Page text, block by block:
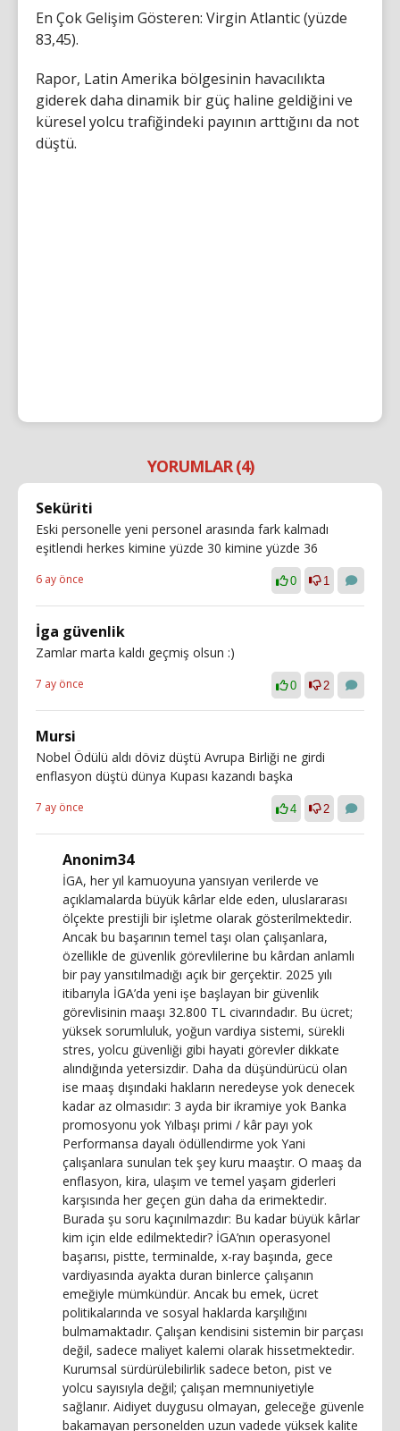
En Çok Gelişim Gösteren: Virgin Atlantic (yüzde
83,45).
Rapor, Latin Amerika bölgesinin havacılıkta
giderek daha dinamik bir güç haline geldiğini ve
küresel yolcu trafiğindeki payının arttığını da not
düştü.
YORUMLAR (4)
Seküriti
Eski personelle yeni personel arasında fark kalmadı
eşitlendi herkes kimine yüzde 30 kimine yüzde 36
6 ay önce 0 1
İga güvenlik
Zamlar marta kaldı geçmiş olsun :)
7 ay önce 0 2
Mursi
Nobel Ödülü aldı döviz düştü Avrupa Birliği ne girdi
enflasyon düştü dünya Kupası kazandı başka
7 ay önce 4 2
Anonim34
İGA, her yıl kamuoyuna yansıyan verilerde ve
açıklamalarda büyük kârlar elde eden, uluslararası
ölçekte prestijli bir işletme olarak gösterilmektedir.
Ancak bu başarının temel taşı olan çalışanlara,
özellikle de güvenlik görevlilerine bu kârdan anlamlı
bir pay yansıtılmadığı açık bir gerçektir. 2025 yılı
itibarıyla İGA’da yeni işe başlayan bir güvenlik
görevlisinin maaşı 32.800 TL civarındadır. Bu ücret;
yüksek sorumluluk, yoğun vardiya sistemi, sürekli
stres, yolcu güvenliği gibi hayati görevler dikkate
alındığında yetersizdir. Daha da düşündürücü olan
ise maaş dışındaki hakların neredeyse yok denecek
kadar az olmasıdır: 3 ayda bir ikramiye yok Banka
promosyonu yok Yılbaşı primi / kâr payı yok
Performansa dayalı ödüllendirme yok Yani
çalışanlara sunulan tek şey kuru maaştır. O maaş da
enflasyon, kira, ulaşım ve temel yaşam giderleri
karşısında her geçen gün daha da erimektedir.
Burada şu soru kaçınılmazdır: Bu kadar büyük kârlar
kim için elde edilmektedir? İGA’nın operasyonel
başarısı, pistte, terminalde, x-ray başında, gece
vardiyasında ayakta duran binlerce çalışanın
emeğiyle mümkündür. Ancak bu emek, ücret
politikalarında ve sosyal haklarda karşılığını
bulmamaktadır. Çalışan kendisini sistemin bir parçası
değil, sadece maliyet kalemi olarak hissetmektedir.
Kurumsal sürdürülebilirlik sadece beton, pist ve
yolcu sayısıyla değil; çalışan memnuniyetiyle
sağlanır. Aidiyet duygusu olmayan, geleceğe güvenle
bakamayan personelden uzun vadede yüksek kalite